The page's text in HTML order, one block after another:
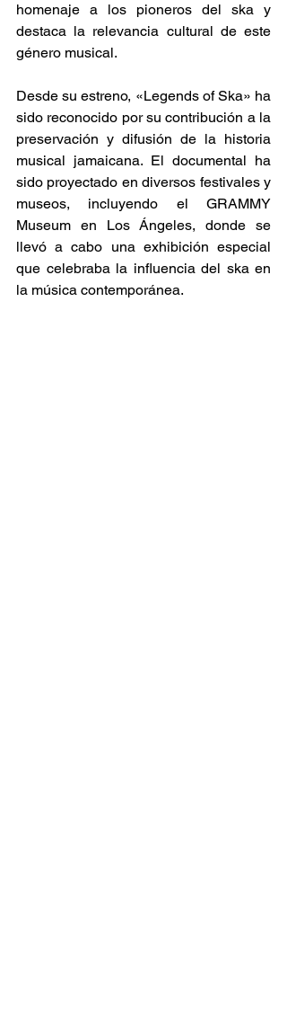
homenaje a los pioneros del ska y
destaca la relevancia cultural de este
género musical. ​
Desde su estreno, «Legends of Ska» ha
sido reconocido por su contribución a la
preservación y difusión de la historia
musical jamaicana. El documental ha
sido proyectado en diversos festivales y
museos, incluyendo el GRAMMY
Museum en Los Ángeles, donde se
llevó a cabo una exhibición especial
que celebraba la influencia del ska en
la música contemporánea. ​